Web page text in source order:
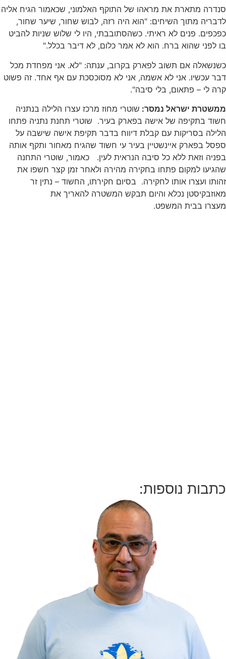
סנדרה מתארת את מראהו של התוקף האלמוני, שכאמור הגיח אליה
לדבריה מתוך השיחים: "הוא היה רזה, לבוש שחור, שיער שחור,
כפכפים. פנים לא ראיתי. כשהסתובבתי, היו לי שלוש שניות להביט
בו לפני שהוא ברח. הוא לא אמר כלום, לא דיבר בכלל."
כשנשאלה אם תשוב לפארק בקרוב, ענתה: "לא. אני מפחדת מכל
דבר עכשיו. אני לא אשמה, אני לא מסוכסכת עם אף אחד. זה פשוט
קרה לי – פתאום, בלי סיבה".
ממשטרת ישראל נמסר: שוטרי מחוז מרכז עצרו הלילה בנתניה
חשוד בתקיפה של אישה בפארק בעיר. שוטרי תחנת נתניה פתחו
הלילה בסריקות עם קבלת דיווח בדבר תקיפת אישה שישבה על
ספסל בפארק איינשטיין בעיר עי חשוד שהגיח מאחור ותקף אותה
בפניה וזאת ללא כל סיבה הנראית לעין. כאמור, שוטרי התחנה
שהגיעו למקום פתחו בחקירה מהירה ולאחר זמן קצר חשפו את
זהותו ועצרו אותו לחקירה. בסיום חקירתו, החשוד – נתין זר
מאוזבקיסטן נכלא והיום תבקש המשטרה להאריך את
מעצרו בבית המשפט.
כתבות נוספות: